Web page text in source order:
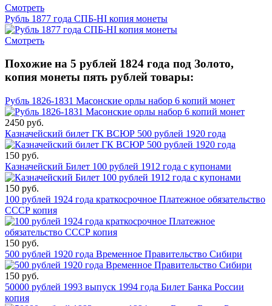
Смотреть
Рубль 1877 года СПБ-НI копия монеты
Смотреть
Похожие на 5 рублей 1824 года под Золото,
копия монеты пять рублей товары:
Рубль 1826-1831 Масонские орлы набор 6 копий монет
2450 руб.
Казначейский билет ГК ВСЮР 500 рублей 1920 года
150 руб.
Казначейский Билет 100 рублей 1912 года с купонами
150 руб.
100 рублей 1924 года краткосрочное Платежное обязательство
СССР копия
150 руб.
500 рублей 1920 года Временное Правительство Сибири
150 руб.
50000 рублей 1993 выпуск 1994 года Билет Банка России
копия